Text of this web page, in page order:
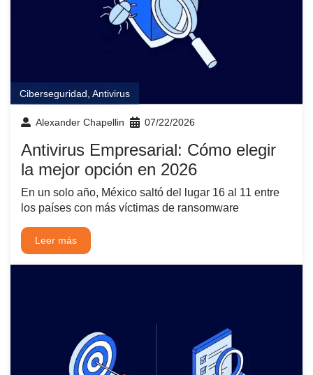
Ciberseguridad, Antivirus
Alexander Chapellin 07/22/2026
Antivirus Empresarial: Cómo elegir
la mejor opción en 2026
En un solo año, México saltó del lugar 16 al 11 entre
los países con más víctimas de ransomware
Leer más